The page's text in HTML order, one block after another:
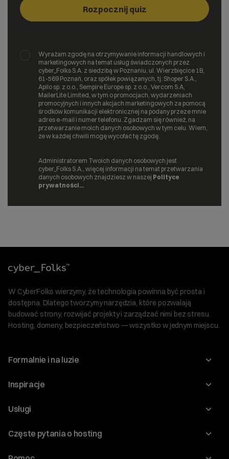
Wyrażam zgodę na otrzymywanie informacji handlowych i
marketingowych na temat usług świadczonych przez
cyber_Folks S.A. z siedzibą w Poznaniu, ul. Wierzbięcice 1B,
61-569 Poznań, oraz spółek powiązanych, tj. Shoper S.A.,
Apilo sp. z o.o., Sempire Europe sp. z o.o., Vercom S.A,
MailerLite Limited, w tym o promocjach, wydarzeniach
promocyjnych i innych akcjach marketingowych za pomocą
środków komunikacji elektronicznej na podany przeze mnie
adres e-mail i numer telefonu. Zgadzam się również, na
przetwarzanie moich danych osobowych w tym celu. Wiem,
że w każdej chwili mogę wycofać tę zgodę.
Administratorem Twoich danych osobowych jest
cyber_Folks S.A., więcej informacji na temat przetwarzania
danych osobowych znajdziesz w naszej Polityce
prywatności...
W CyberFolks wierzymy, że technologia powinna być prosta i
dostępna. Dlatego tworzymy narzędzia, które pozwalają
budować strony, rozwijać projekty i zarządzać nimi bez stresu.
Hosting, domeny, bezpieczeństwo — wszystko w jednym miejscu.
Formalnie i na luzie
O nas
Program Korzyści dla Inwestorów
Regulaminy i specyfikacje
Inspiracje
Blog
WordPress
Usługi
Domeny
Częste pytania o hosting
Jak przenieść stronę?